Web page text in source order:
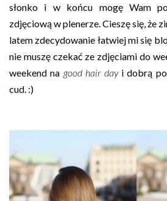
słonko i w końcu mogę Wam
zdjęciową w plenerze. Cieszę się, że
latem zdecydowanie łatwiej mi się
nie muszę czekać ze zdjęciami do
weekend na good hair day i dobrą
cud. :)